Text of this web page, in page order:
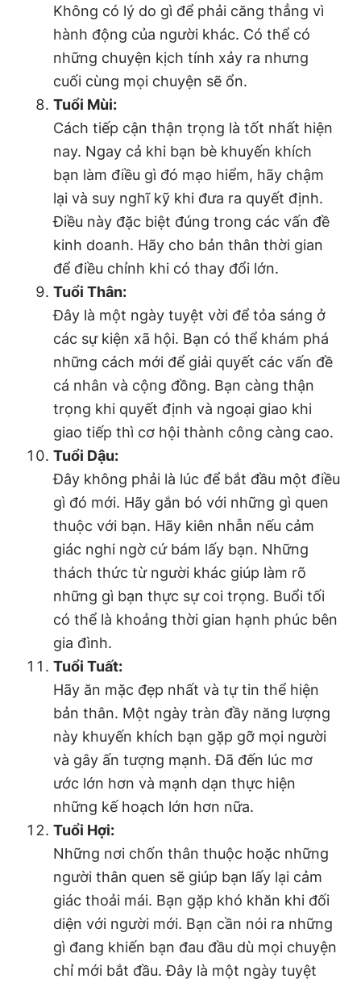
Không có lý do gì để phải căng thẳng vì
hành động của người khác. Có thể có
những chuyện kịch tính xảy ra nhưng
cuối cùng mọi chuyện sẽ ổn.
Tuổi Mùi:
Cách tiếp cận thận trọng là tốt nhất hiện
nay. Ngay cả khi bạn bè khuyến khích
bạn làm điều gì đó mạo hiểm, hãy chậm
lại và suy nghĩ kỹ khi đưa ra quyết định.
Điều này đặc biệt đúng trong các vấn đề
kinh doanh. Hãy cho bản thân thời gian
để điều chỉnh khi có thay đổi lớn.
Tuổi Thân:
Đây là một ngày tuyệt vời để tỏa sáng ở
các sự kiện xã hội. Bạn có thể khám phá
những cách mới để giải quyết các vấn đề
cá nhân và cộng đồng. Bạn càng thận
trọng khi quyết định và ngoại giao khi
giao tiếp thì cơ hội thành công càng cao.
Tuổi Dậu:
Đây không phải là lúc để bắt đầu một điều
gì đó mới. Hãy gắn bó với những gì quen
thuộc với bạn. Hãy kiên nhẫn nếu cảm
giác nghi ngờ cứ bám lấy bạn. Những
thách thức từ người khác giúp làm rõ
những gì bạn thực sự coi trọng. Buổi tối
có thể là khoảng thời gian hạnh phúc bên
gia đình.
Tuổi Tuất:
Hãy ăn mặc đẹp nhất và tự tin thể hiện
bản thân. Một ngày tràn đầy năng lượng
này khuyến khích bạn gặp gỡ mọi người
và gây ấn tượng mạnh. Đã đến lúc mơ
ước lớn hơn và mạnh dạn thực hiện
những kế hoạch lớn hơn nữa.
Tuổi Hợi:
Những nơi chốn thân thuộc hoặc những
người thân quen sẽ giúp bạn lấy lại cảm
giác thoải mái. Bạn gặp khó khăn khi đối
diện với người mới. Bạn cần nói ra những
gì đang khiến bạn đau đầu dù mọi chuyện
chỉ mới bắt đầu. Đây là một ngày tuyệt